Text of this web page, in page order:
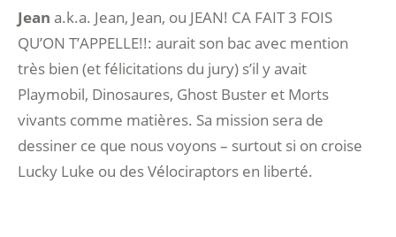
Jean a.k.a. Jean, Jean, ou JEAN! CA FAIT 3 FOIS
QU’ON T’APPELLE!!: aurait son bac avec mention
très bien (et félicitations du jury) s’il y avait
Playmobil, Dinosaures, Ghost Buster et Morts
vivants comme matières. Sa mission sera de
dessiner ce que nous voyons – surtout si on croise
Lucky Luke ou des Vélociraptors en liberté.